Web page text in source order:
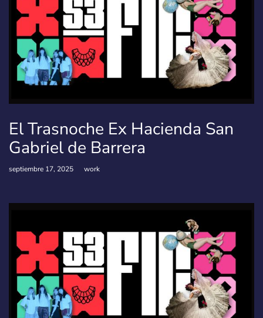
El Trasnoche Ex Hacienda San
Gabriel de Barrera
septiembre 17, 2025 work